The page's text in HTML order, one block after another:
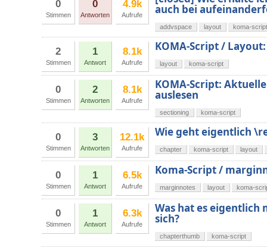
0
Stimmen
0
Antworten
4.9k
Aufrufe auch bei
addvspace layout koma-script
2
Stimmen
1
Antwort
8.1k
Aufrufe
KOMA-Script /
layout koma-script
0
Stimmen
2
Antworten
8.1k
Aufrufe
KOMA-Script:
auslesen
sectioning koma-script
0
Stimmen
3
Antworten
12.1k
Aufrufe
Wie geht eigentlich
chapter koma-script layout
0
Stimmen
1
Antwort
6.5k
Aufrufe
Koma-Script /
marginnotes layout koma-
0
Stimmen
1
Antwort
6.3k
Aufrufe
Was hat es
sich?
chapterthumb koma-script